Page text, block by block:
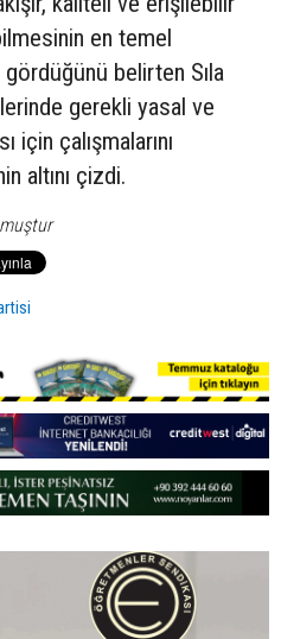
en temel
belirten Sıla
gerekli yasal ve
için çalışmalarını
altını çizdi.